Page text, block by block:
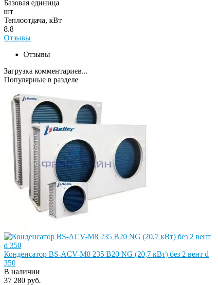
Базовая единица
шт
Теплоотдача, кВт
8.8
Отзывы
Отзывы
Загрузка комментариев...
Популярные в разделе
Конденсатор BS-ACV-M8 235 B20 NG (20,7 кВт) без 2 вент d
350
В наличии
37 280 руб.